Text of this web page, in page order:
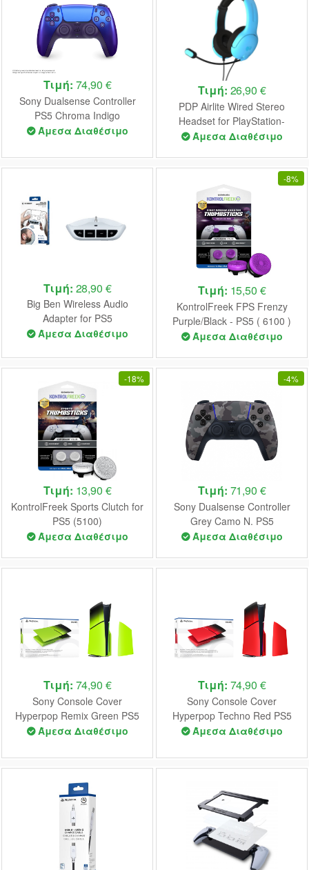
Τιμή: 74,90 €
Sony Dualsense Controller
PS5 Chroma Indigo
Άμεσα Διαθέσιμο
Τιμή: 26,90 €
PDP Airlite Wired Stereo
Headset for PlayStation-
Neptune Blue
Άμεσα Διαθέσιμο
Τιμή: 28,90 €
Big Ben Wireless Audio
Adapter for PS5
Άμεσα Διαθέσιμο
-8%
Τιμή: 15,50 €
KontrolFreek FPS Frenzy
Purple/Black - PS5 ( 6100 )
Άμεσα Διαθέσιμο
-18%
Τιμή: 13,90 €
KontrolFreek Sports Clutch for
PS5 (5100)
Άμεσα Διαθέσιμο
-4%
Τιμή: 71,90 €
Sony Dualsense Controller
Grey Camo N. PS5
Άμεσα Διαθέσιμο
Τιμή: 74,90 €
Sony Console Cover
Hyperpop Remix Green PS5
Άμεσα Διαθέσιμο
Τιμή: 74,90 €
Sony Console Cover
Hyperpop Techno Red PS5
Άμεσα Διαθέσιμο